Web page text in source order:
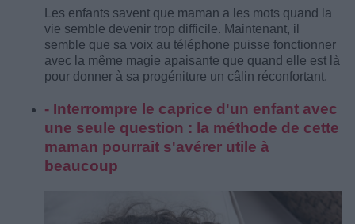
Les enfants savent que maman a les mots quand la
vie semble devenir trop difficile. Maintenant, il
semble que sa voix au téléphone puisse fonctionner
avec la même magie apaisante que quand elle est là
pour donner à sa progéniture un câlin réconfortant.
- Interrompre le caprice d'un enfant avec
une seule question : la méthode de cette
maman pourrait s'avérer utile à
beaucoup